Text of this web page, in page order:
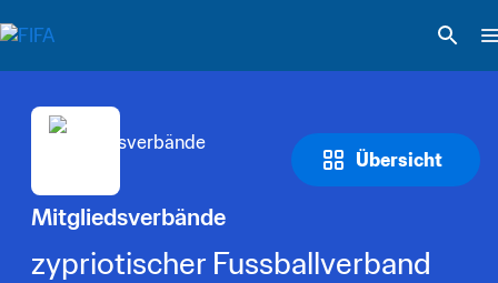
Übersicht
Mitgliedsverbände
zypriotischer Fussballverband